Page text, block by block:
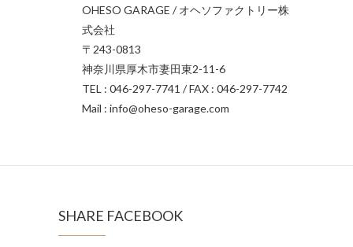
OHESO GARAGE / オヘソファクトリー株
式会社
〒243-0813
神奈川県厚木市妻田東2-11-6
TEL : 046-297-7741 / FAX : 046-297-7742
Mail : info@oheso-garage.com
SHARE FACEBOOK